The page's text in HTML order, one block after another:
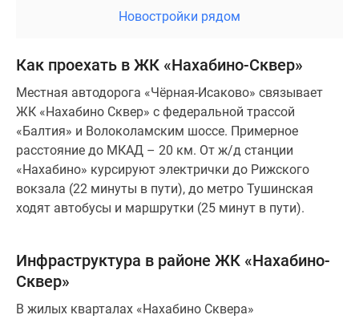
Новостройки рядом
Как проехать в ЖК «Нахабино-Сквер»
Местная автодорога «Чёрная-Исаково» связывает
ЖК «Нахабино Сквер» с федеральной трассой
«Балтия» и Волоколамским шоссе. Примерное
расстояние до МКАД – 20 км. От ж/д станции
«Нахабино» курсируют электрички до Рижского
вокзала (22 минуты в пути), до метро Тушинская
ходят автобусы и маршрутки (25 минут в пути).
Инфраструктура в районе ЖК «Нахабино-
Сквер»
В жилых кварталах «Нахабино Сквера»